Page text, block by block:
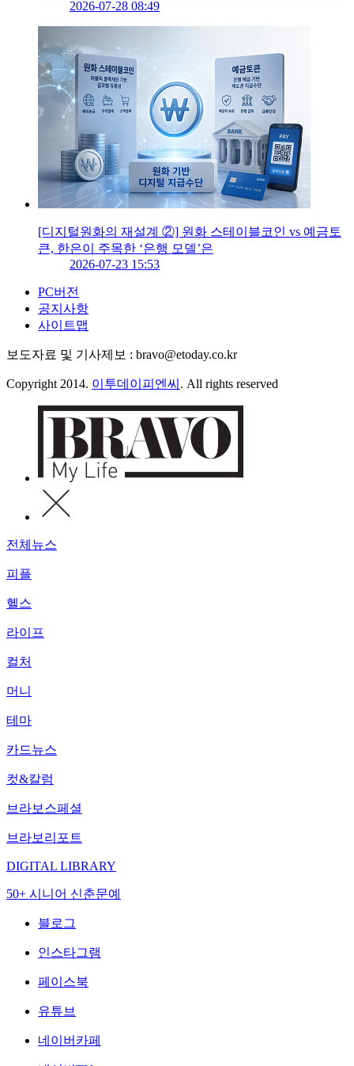
2026-07-28 08:49
[디지털원화의 재설계 ②] 원화 스테이블코인 vs 예금토
큰, 한은이 주목한 ‘은행 모델’은
2026-07-23 15:53
PC버전
공지사항
사이트맵
보도자료 및 기사제보 : bravo@etoday.co.kr
Copyright 2014. 이투데이피엔씨 . All rights reserved
전체뉴스
피플
헬스
라이프
컬처
머니
테마
카드뉴스
컷&칼럼
브라보스페셜
브라보리포트
DIGITAL LIBRARY
50+ 시니어 신춘문예
블로그
인스타그램
페이스북
유튜브
네이버카페